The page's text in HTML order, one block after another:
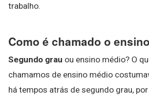
trabalho.
Como é chamado o
Segundo grau ou ensino médio? O
chamamos de ensino médio
há tempos atrás de segundo grau,